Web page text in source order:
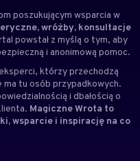
poszukującym wsparcia w
wróżby, konsultacje
powstał z myślą o tym, aby
i anonimową pomoc.
, którzy przechodzą
tu osób przypadkowych.
i dbałością o
Magiczne Wrota to
wsparcie i inspirację na co